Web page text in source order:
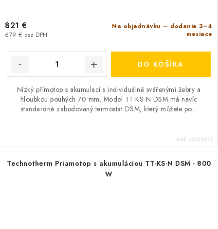
Na objednávku – dodanie 3–4
mesiace
679 € bez DPH
821 €
DO KOŠÍKA
Nízký přímotop s akumulací s individuálně svářenými žebry a
hloubkou pouhých 70 mm. Model TT-KS-N DSM má navíc
standardně zabudovaný termostat DSM, který můžete po...
Kód: 450312975
Technotherm Priamotop s akumuláciou TT-KS-N DSM - 800
W